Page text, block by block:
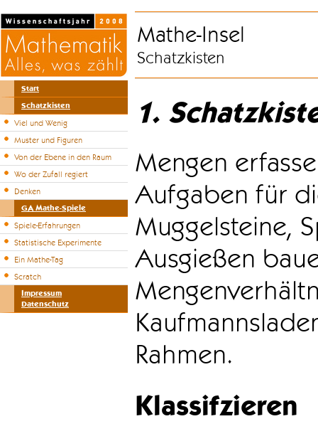
Start
Schatzkisten
Viel und Wenig
Muster und Figuren
Von der Ebene in den Raum
Wo der Zufall regiert
Denken
GA Mathe-Spiele
Spiele-Erfahrungen
Statistische Experimente
Ein Mathe-Tag
Scratch
Impressum
Datenschutz
Mathe-Insel
Schatzkisten
1.
Mengen
Aufgaben für
Muggelsteine,
Ausgießen
Rahmen.
Klassifzieren